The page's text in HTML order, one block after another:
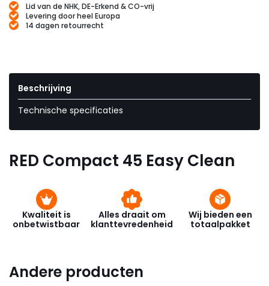
Lid van de NHK, DE-Erkend & CO-vrij
Levering door heel Europa
14 dagen retourrecht
Beschrijving
Technische specificaties
RED Compact 45 Easy Clean
Kwaliteit is
onbetwistbaar
Alles draait om
klanttevredenheid
Wij bieden een
totaalpakket
Andere producten